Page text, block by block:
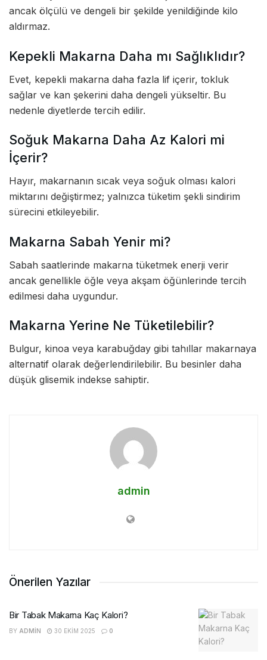
ancak ölçülü ve dengeli bir şekilde yenildiğinde kilo
aldırmaz.
Kepekli Makarna Daha mı Sağlıklıdır?
Evet, kepekli makarna daha fazla lif içerir, tokluk
sağlar ve kan şekerini daha dengeli yükseltir. Bu
nedenle diyetlerde tercih edilir.
Soğuk Makarna Daha Az Kalori mi
İçerir?
Hayır, makarnanın sıcak veya soğuk olması kalori
miktarını değiştirmez; yalnızca tüketim şekli sindirim
sürecini etkileyebilir.
Makarna Sabah Yenir mi?
Sabah saatlerinde makarna tüketmek enerji verir
ancak genellikle öğle veya akşam öğünlerinde tercih
edilmesi daha uygundur.
Makarna Yerine Ne Tüketilebilir?
Bulgur, kinoa veya karabuğday gibi tahıllar makarnaya
alternatif olarak değerlendirilebilir. Bu besinler daha
düşük glisemik indekse sahiptir.
admin
Önerilen Yazılar
Bir Tabak Makarna Kaç Kalori?
BY ADMIN 30 EKIM 2025 0